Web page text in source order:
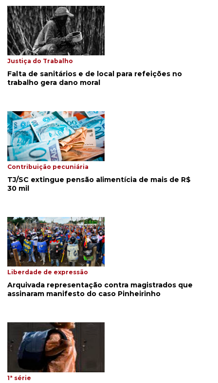
Justiça do Trabalho
Falta de sanitários e de local para refeições no
trabalho gera dano moral
Contribuição pecuniária
TJ/SC extingue pensão alimentícia de mais de R$
30 mil
Liberdade de expressão
Arquivada representação contra magistrados que
assinaram manifesto do caso Pinheirinho
1ª série